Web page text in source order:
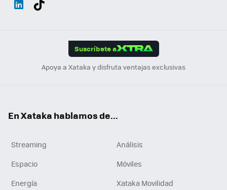
Suscríbete a
Apoya a Xataka y disfruta ventajas exclusivas
En Xataka hablamos de...
Streaming
Análisis
Espacio
Móviles
Energía
Xataka Movilidad